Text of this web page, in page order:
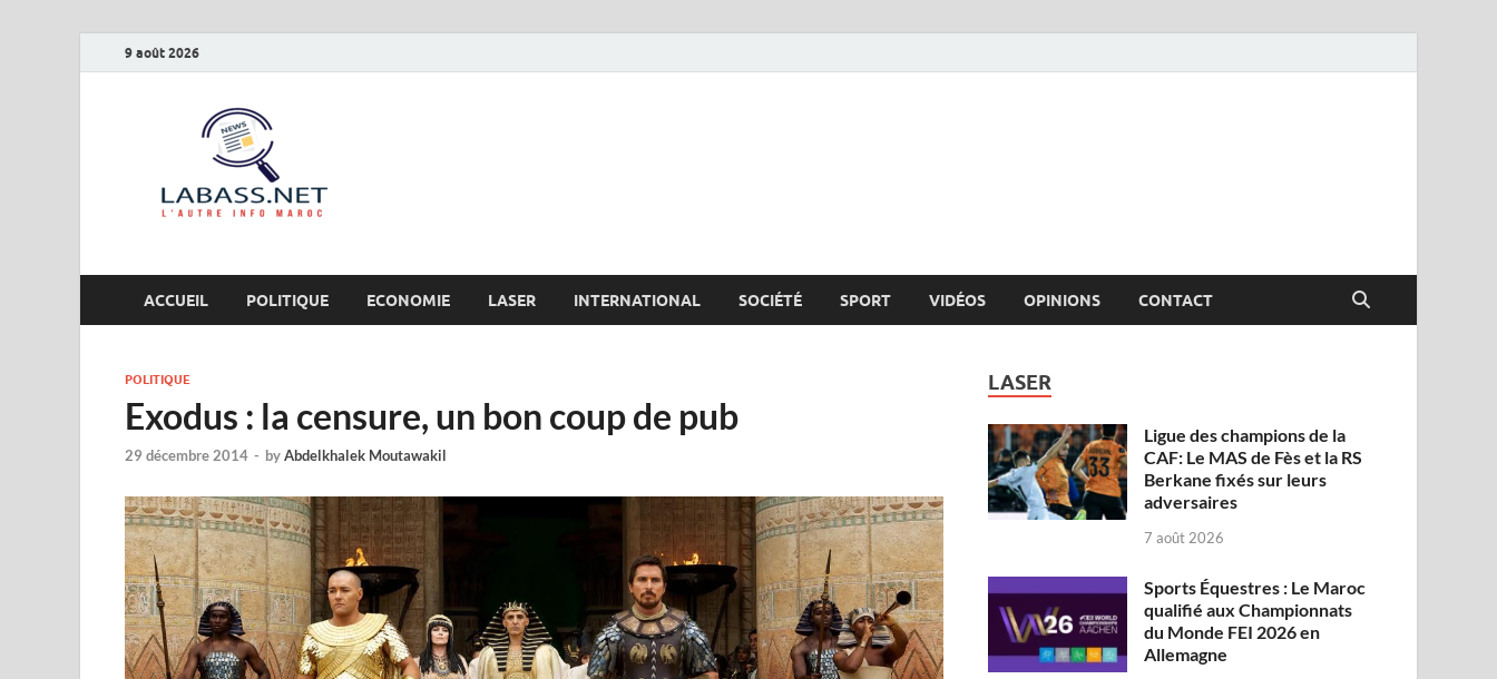
9 août 2026
ACCUEIL POLITIQUE ECONOMIE LASER INTERNATIONAL SOCIÉTÉ SPORT VIDÉOS OPINIONS CONTACT
POLITIQUE
Exodus : la censure, un bon coup de pub
29 décembre 2014 - byAbdelkhalek Moutawakil
LASER
Ligue des champions de la
CAF: Le MAS de Fès et la RS
Berkane fixés sur leurs
adversaires
7 août 2026
Sports Équestres : Le Maroc
qualifié aux Championnats
du Monde FEI 2026 en
Allemagne